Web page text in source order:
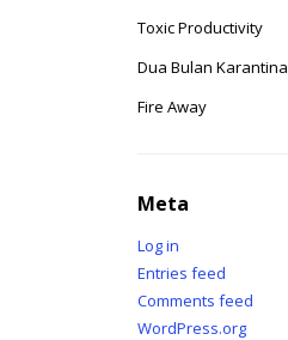
Toxic Productivity
Dua Bulan Karantina
Fire Away
Meta
Log in
Entries feed
Comments feed
WordPress.org